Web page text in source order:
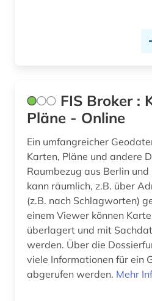
bankwesen (2)
bantusprachen (1)
bargheer (1)
bat-wert (1)
bauabrechnung (1)
baubetrieb (2)
baudenkmal (3)
bauernhof (5)
FIS Broker :
Pläne - Online
Ein umfangreicher
Karten, Pläne und andere
Raumbezug aus Berlin
kann räumlich, z.B. über
(z.B. nach Schlagworten)
einem Viewer können
überlagert und mit
werden. Über die
viele Informationen für ein
abgerufen werden. Mehr